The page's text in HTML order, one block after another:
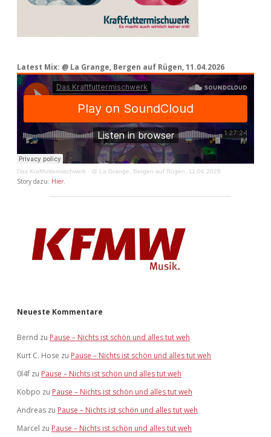
Latest Mix: @ La Grange, Bergen auf Rügen, 11.04.2026
Das Kraftfuttermischwerk · @ La Grange, Bergen auf Rügen, 11.04.2026
Story dazu: Hier.
Neueste Kommentare
Bernd zu Pause – Nichts ist schön und alles tut weh
Kurt C. Hose zu Pause – Nichts ist schön und alles tut weh
0l4f zu Pause – Nichts ist schön und alles tut weh
Kobpo zu Pause – Nichts ist schön und alles tut weh
Andreas zu Pause – Nichts ist schön und alles tut weh
Marcel zu Pause – Nichts ist schön und alles tut weh